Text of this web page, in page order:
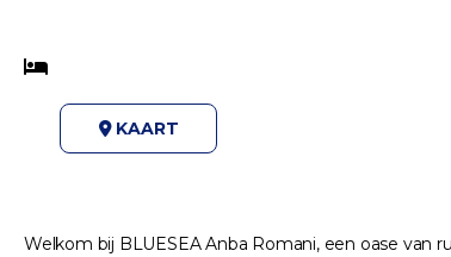
KAART
Welkom bij BLUESEA Anba Romani, een oase van